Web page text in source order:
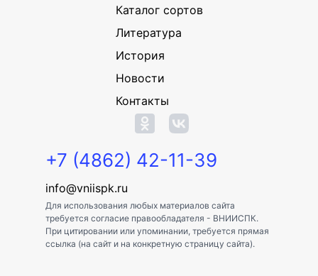
Каталог сортов
Литература
История
Новости
Контакты
+7 (4862) 42-11-39
info@vniispk.ru
Для использования любых материалов сайта
требуется согласие правообладателя - ВНИИСПК.
При цитировании или упоминании, требуется прямая
ссылка (на сайт и на конкретную страницу сайта).